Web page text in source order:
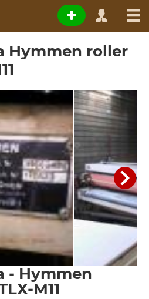
Hymmen roller
- Hymmen
M11